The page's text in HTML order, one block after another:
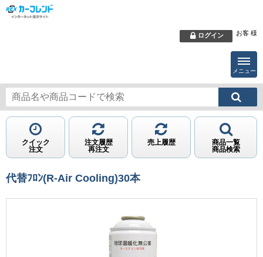
ログイン お客 様
メニュー
クイック
注文
注文履歴
再注文
売上履歴
商品一覧
商品検索
代替ﾌﾛﾝ(R-Air Cooling)30本